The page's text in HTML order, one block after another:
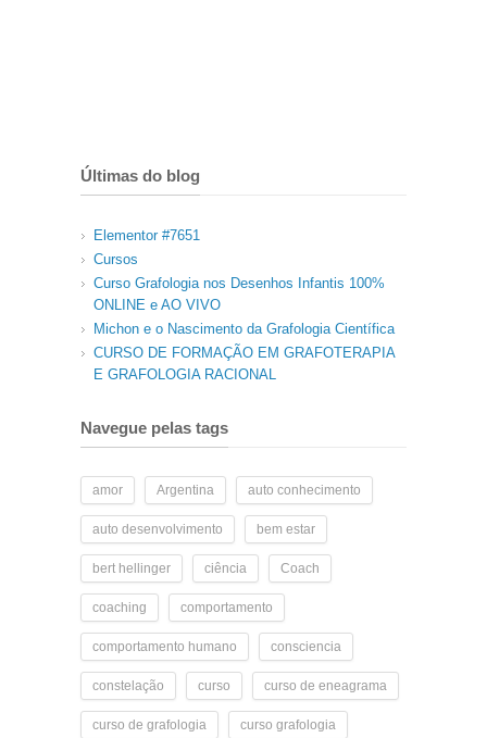
Últimas do blog
Elementor #7651
Cursos
Curso Grafologia nos Desenhos Infantis 100%
ONLINE e AO VIVO
Michon e o Nascimento da Grafologia Científica
CURSO DE FORMAÇÃO EM GRAFOTERAPIA
E GRAFOLOGIA RACIONAL
Navegue pelas tags
amor Argentina auto conhecimento
auto desenvolvimento bem estar
bert hellinger ciência Coach
coaching comportamento
comportamento humano consciencia
constelação curso curso de eneagrama
curso de grafologia curso grafologia